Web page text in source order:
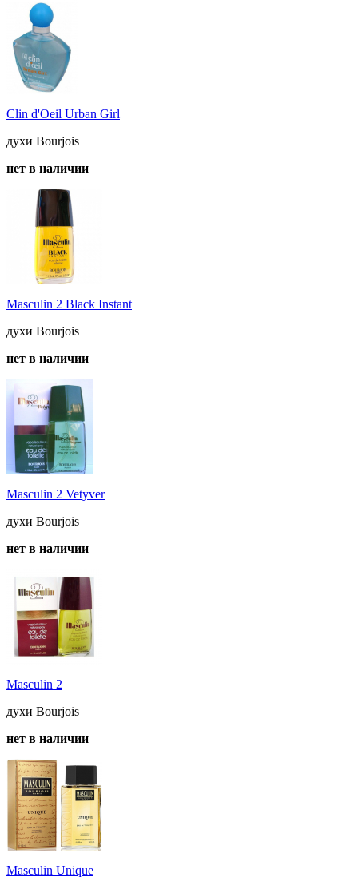
Clin d'Oeil Urban Girl
духи Bourjois
нет в наличии
Masculin 2 Black Instant
духи Bourjois
нет в наличии
Masculin 2 Vetyver
духи Bourjois
нет в наличии
Masculin 2
духи Bourjois
нет в наличии
Masculin Unique